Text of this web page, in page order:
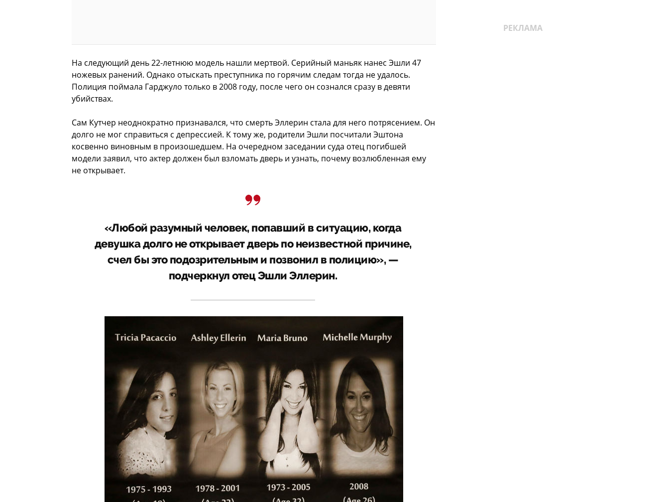
На следующий день 22-летнюю модель нашли мертвой. Серийный маньяк нанес Эшли 47
ножевых ранений. Однако отыскать преступника по горячим следам тогда не удалось.
Полиция поймала Гарджуло только в 2008 году, после чего он сознался сразу в девяти
убийствах.
Сам Кутчер неоднократно признавался, что смерть Эллерин стала для него потрясением. Он
долго не мог справиться с депрессией. К тому же, родители Эшли посчитали Эштона
косвенно виновным в произошедшем. На очередном заседании суда отец погибшей
модели заявил, что актер должен был взломать дверь и узнать, почему возлюбленная ему
не открывает.
«Любой разумный человек, попавший в ситуацию, когда
девушка долго не открывает дверь по неизвестной причине,
счел бы это подозрительным и позвонил в полицию», —
подчеркнул отец Эшли Эллерин.